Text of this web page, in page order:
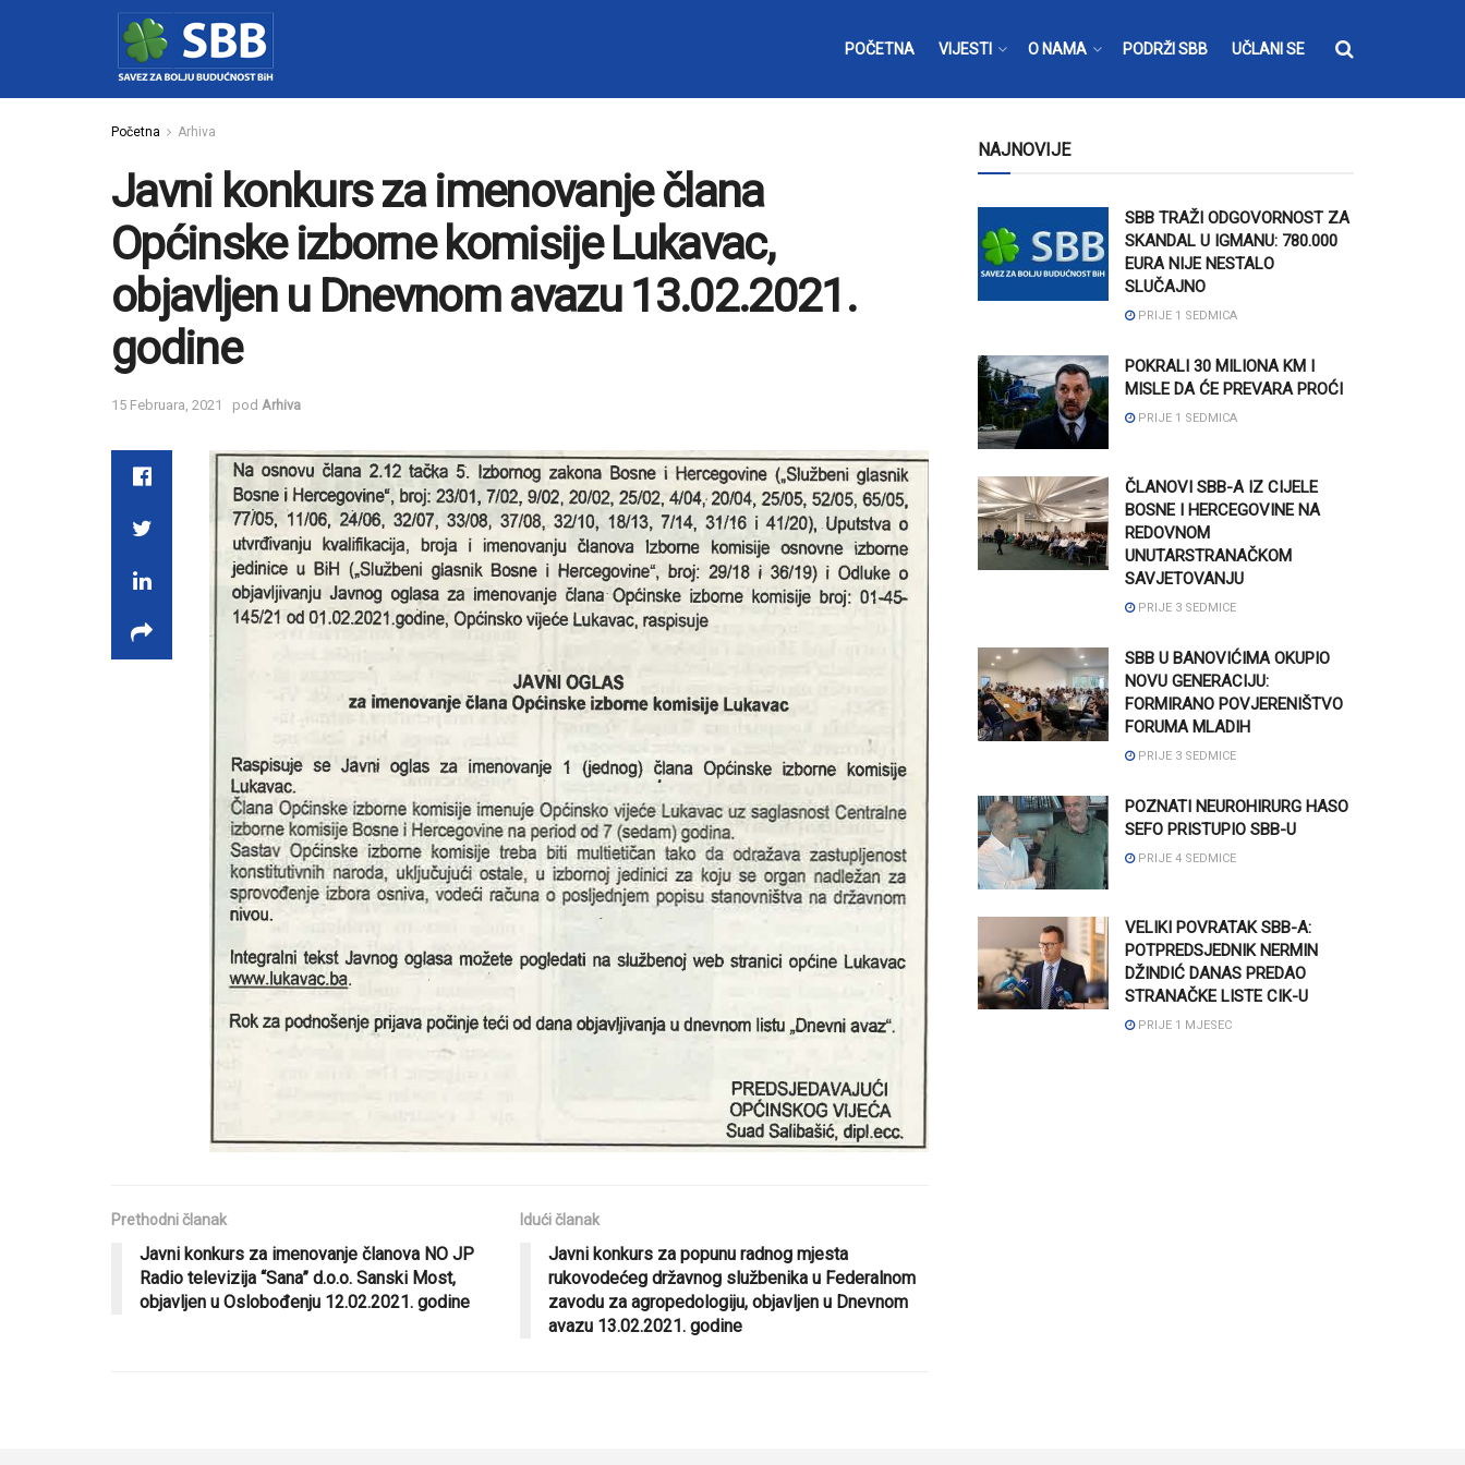
POČETNA VIJESTI O NAMA PODRŽI SBB UČLANI SE
Početna Arhiva
Javni konkurs za imenovanje člana
Općinske izborne komisije Lukavac,
objavljen u Dnevnom avazu 13.02.2021.
godine
15 Februara, 2021 pod Arhiva
Prethodni članak
Javni konkurs za imenovanje članova NO JP
Radio televizija “Sana” d.o.o. Sanski Most,
objavljen u Oslobođenju 12.02.2021. godine
Idući članak
Javni konkurs za popunu radnog mjesta
rukovodećeg državnog službenika u Federalnom
zavodu za agropedologiju, objavljen u Dnevnom
avazu 13.02.2021. godine
NAJNOVIJE
SBB TRAŽI ODGOVORNOST ZA
SKANDAL U IGMANU: 780.000
EURA NIJE NESTALO
SLUČAJNO
PRIJE 1 SEDMICA
POKRALI 30 MILIONA KM I
MISLE DA ĆE PREVARA PROĆI
PRIJE 1 SEDMICA
ČLANOVI SBB-A IZ CIJELE
BOSNE I HERCEGOVINE NA
REDOVNOM
UNUTARSTRANAČKOM
SAVJETOVANJU
PRIJE 3 SEDMICE
SBB U BANOVIĆIMA OKUPIO
NOVU GENERACIJU:
FORMIRANO POVJERENIŠTVO
FORUMA MLADIH
PRIJE 3 SEDMICE
POZNATI NEUROHIRURG HASO
SEFO PRISTUPIO SBB-U
PRIJE 4 SEDMICE
VELIKI POVRATAK SBB-A:
POTPREDSJEDNIK NERMIN
DŽINDIĆ DANAS PREDAO
STRANAČKE LISTE CIK-U
PRIJE 1 MJESEC